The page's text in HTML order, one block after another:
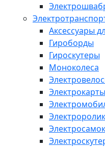
Аксессуары
Гироборды
Гироскутеры
Моноколеса
Электрокарты